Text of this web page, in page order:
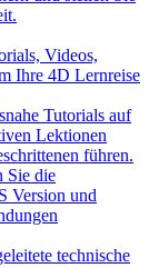
Videos,
Ihre 4D Lernreise
Tutorials auf
Lektionen
führen.
Sie die
Version und
technische